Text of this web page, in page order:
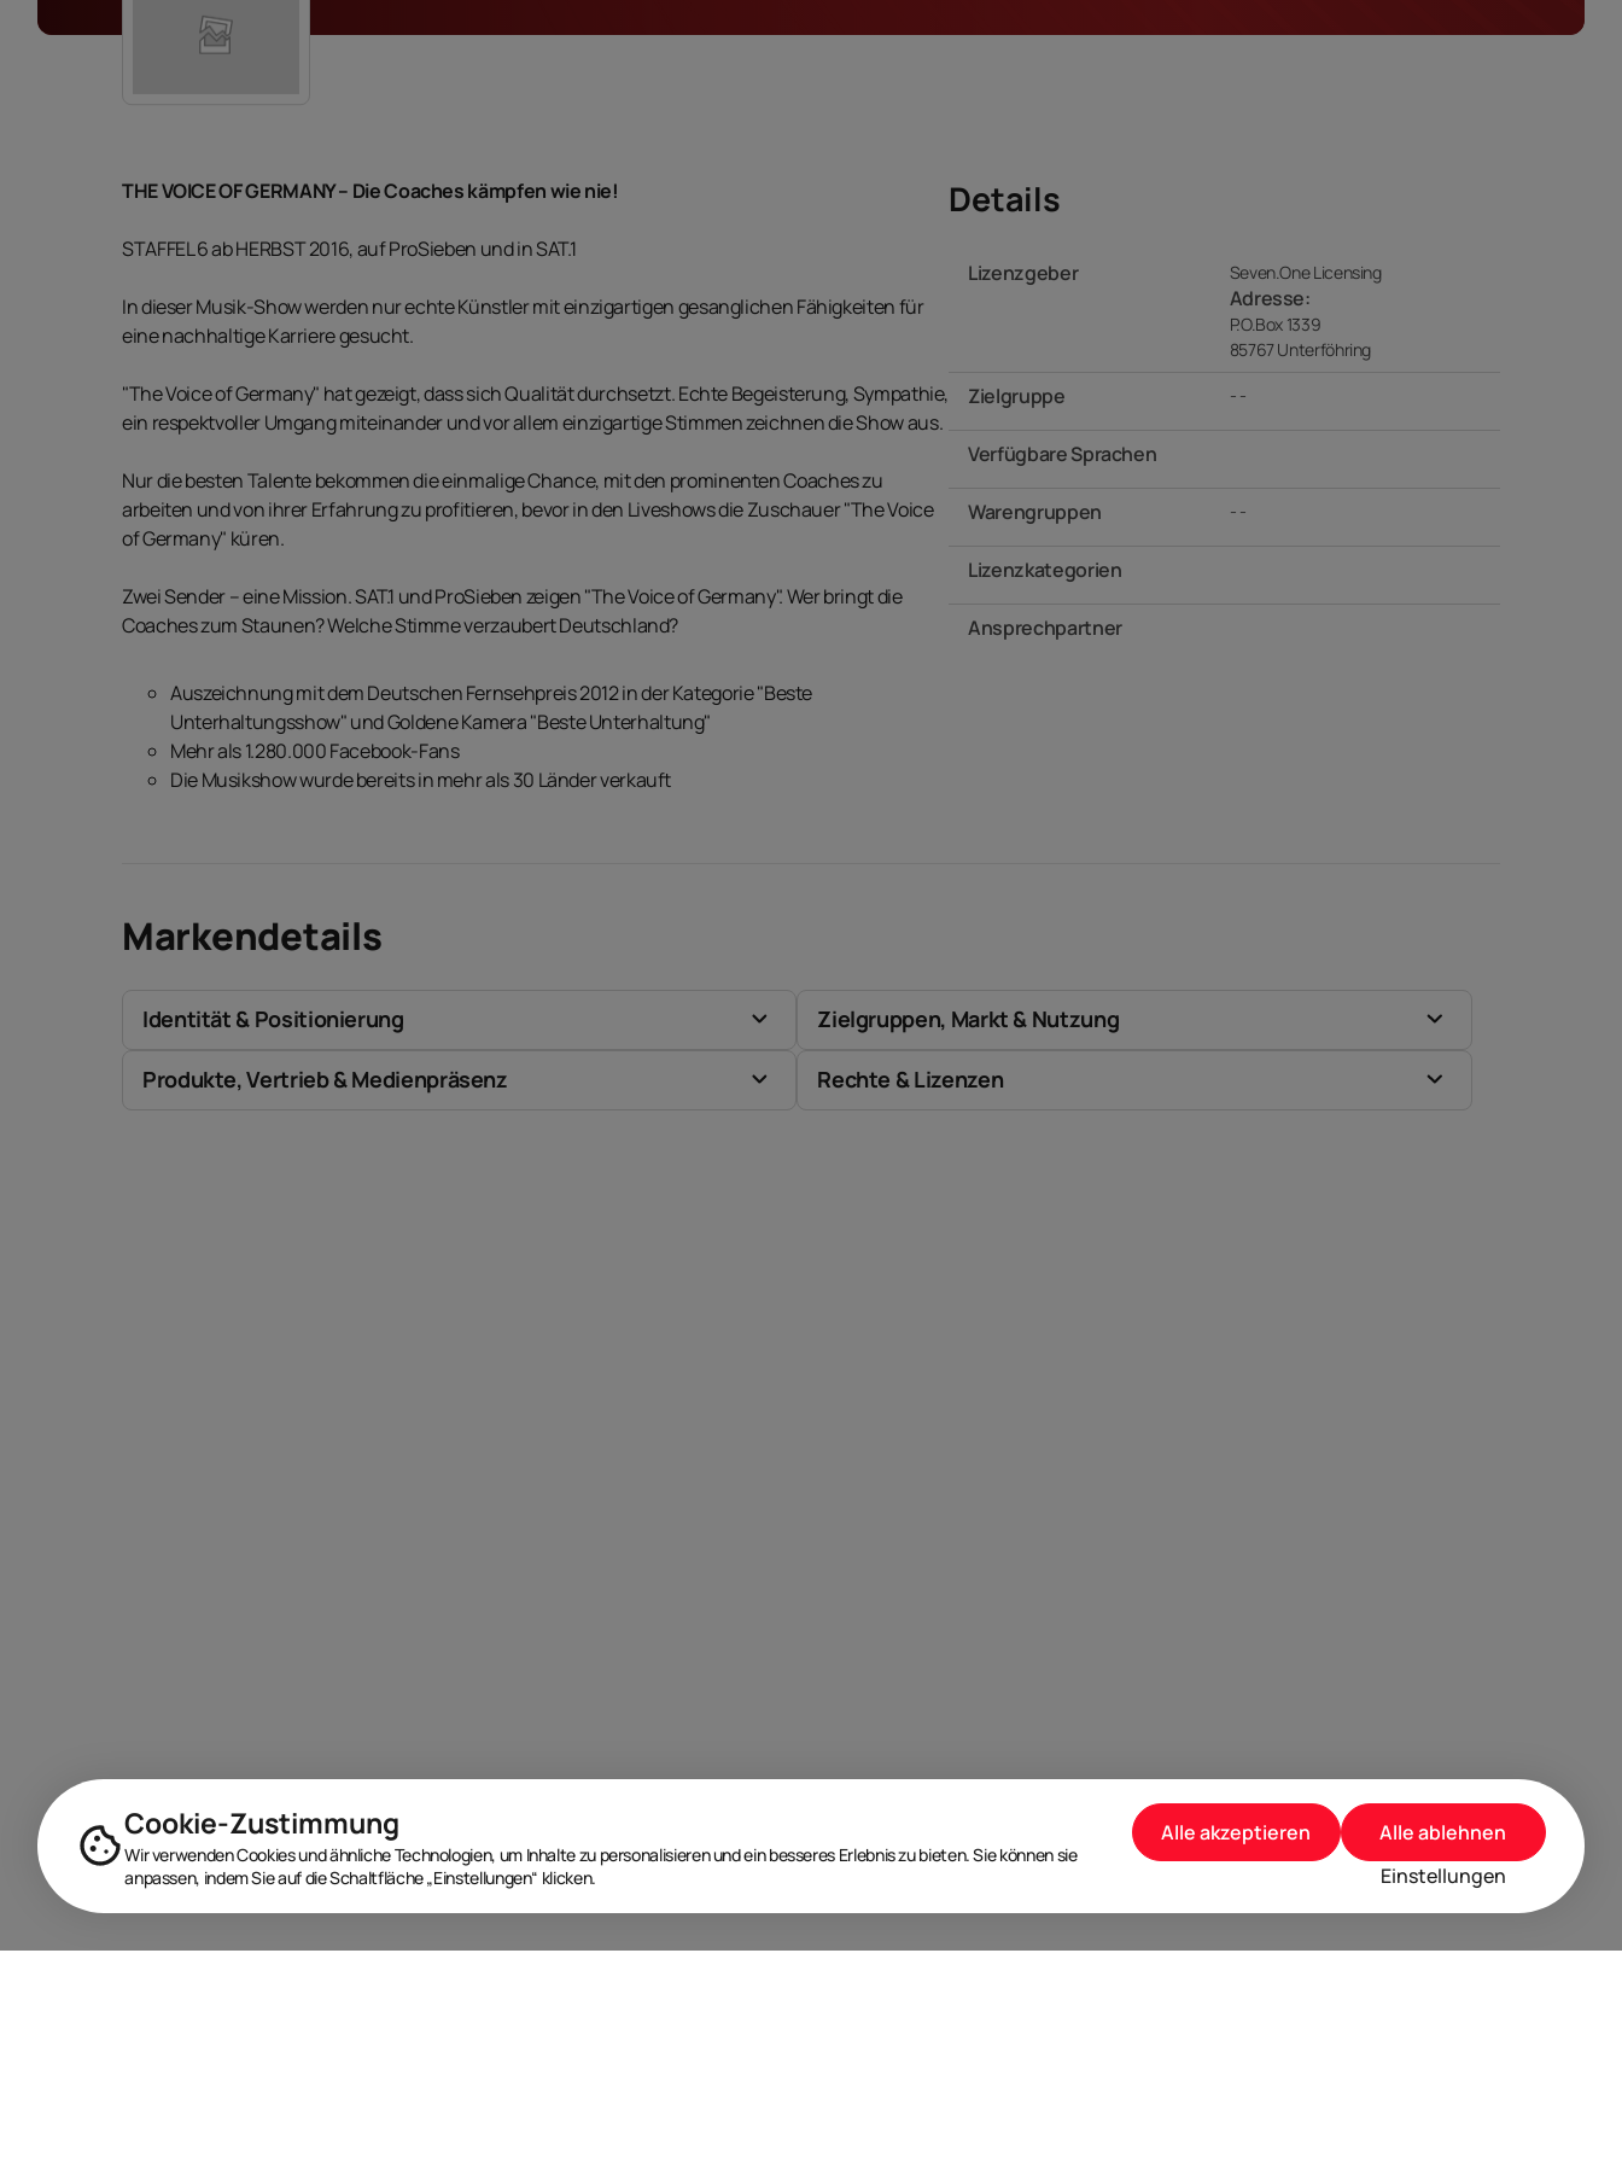
THE VOICE OF GERMANY – Die Coaches kämpfen wie nie!
STAFFEL 6 ab HERBST 2016, auf ProSieben und in SAT.1
In dieser Musik-Show werden nur echte Künstler mit einzigartigen gesanglichen Fähigkeiten für
eine nachhaltige Karriere gesucht.
"The Voice of Germany" hat gezeigt, dass sich Qualität durchsetzt. Echte Begeisterung, Sympathie,
ein respektvoller Umgang miteinander und vor allem einzigartige Stimmen zeichnen die Show aus.
Nur die besten Talente bekommen die einmalige Chance, mit den prominenten Coaches zu
arbeiten und von ihrer Erfahrung zu profitieren, bevor in den Liveshows die Zuschauer "The Voice
of Germany" küren.
Zwei Sender – eine Mission. SAT.1 und ProSieben zeigen "The Voice of Germany". Wer bringt die
Coaches zum Staunen? Welche Stimme verzaubert Deutschland?
Auszeichnung mit dem Deutschen Fernsehpreis 2012 in der Kategorie "Beste
Unterhaltungsshow" und Goldene Kamera "Beste Unterhaltung"
Mehr als 1.280.000 Facebook-Fans
Die Musikshow wurde bereits in mehr als 30 Länder verkauft
Details
Lizenzgeber Seven.One Licensing
Adresse:
P.O.Box 1339
85767 Unterföhring
Zielgruppe - -
Verfügbare Sprachen
Warengruppen - -
Lizenzkategorien
Ansprechpartner
Markendetails
Identität & Positionierung Zielgruppen, Markt & Nutzung
Produkte, Vertrieb & Medienpräsenz Rechte & Lizenzen
Cookie-Zustimmung
Wir verwenden Cookies und ähnliche Technologien, um Inhalte zu personalisieren und ein besseres Erlebnis zu bieten. Sie können sie
anpassen, indem Sie auf die Schaltfläche „Einstellungen“ klicken.
Einstellungen
Alle ablehnen
Alle akzeptieren